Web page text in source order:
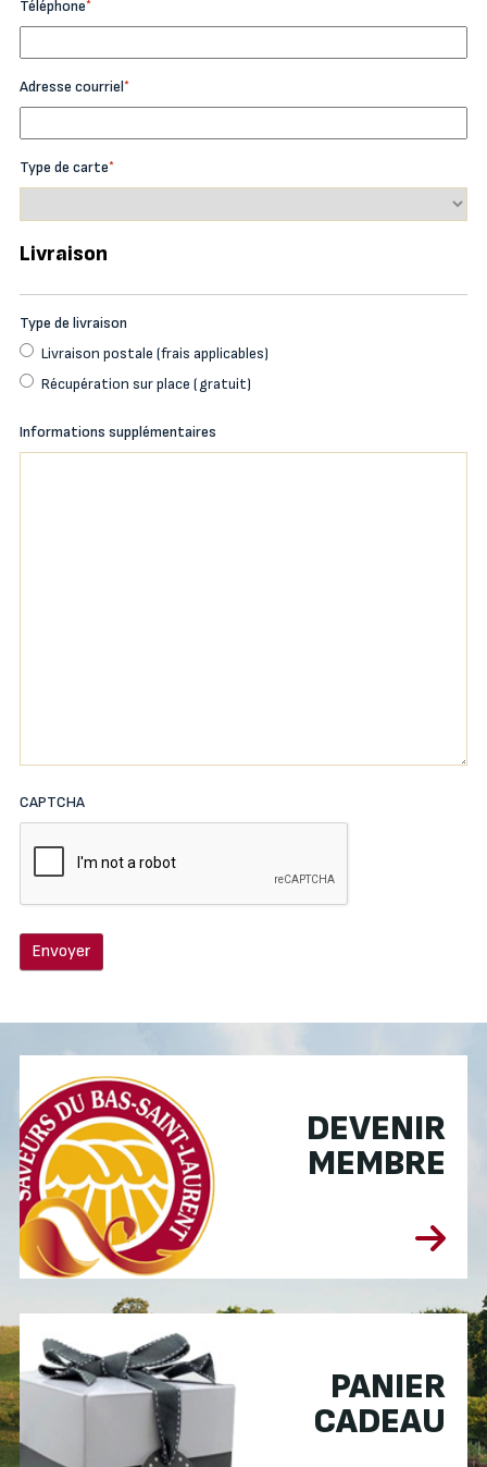
Téléphone*
Adresse courriel*
Type de carte*
Livraison
Type de livraison
Livraison postale (frais applicables)
Récupération sur place (gratuit)
Informations supplémentaires
CAPTCHA
DEVENIR
MEMBRE
PANIER
CADEAU